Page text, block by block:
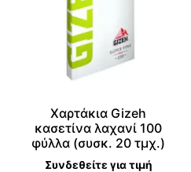
Χαρτάκια Gizeh
κασετίνα λαχανί 100
φύλλα (συσκ. 20 τμχ.)
Συνδεθείτε για τιμή